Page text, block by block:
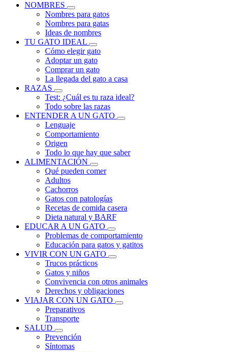
NOMBRES
Nombres para gatos
Nombres para gatas
Ideas de nombres
TU GATO IDEAL
Cómo elegir gato
Adoptar un gato
Comprar un gato
La llegada del gato a casa
RAZAS
Test: ¿Cuál es tu raza ideal?
Todo sobre las razas
ENTENDER A UN GATO
Lenguaje
Comportamiento
Origen
Todo lo que hay que saber
ALIMENTACIÓN
Qué pueden comer
Adultos
Cachorros
Gatos con patologías
Recetas de comida casera
Dieta natural y BARF
EDUCAR A UN GATO
Problemas de comportamiento
Educación para gatos y gatitos
VIVIR CON UN GATO
Trucos prácticos
Gatos y niños
Convivencia con otros animales
Derechos y obligaciones
VIAJAR CON UN GATO
Preparativos
Transporte
SALUD
Prevención
Síntomas